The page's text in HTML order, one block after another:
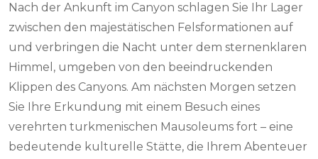
Nach der Ankunft im Canyon schlagen Sie Ihr Lager
zwischen den majestätischen Felsformationen auf
und verbringen die Nacht unter dem sternenklaren
Himmel, umgeben von den beeindruckenden
Klippen des Canyons. Am nächsten Morgen setzen
Sie Ihre Erkundung mit einem Besuch eines
verehrten turkmenischen Mausoleums fort – eine
bedeutende kulturelle Stätte, die Ihrem Abenteuer